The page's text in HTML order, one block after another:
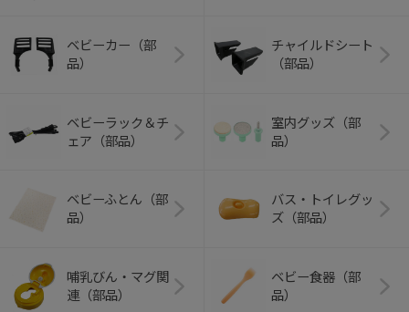
ベビーカー（部
品）
チャイルドシート
（部品）
ベビーラック＆チ
ェア（部品）
室内グッズ（部
品）
ベビーふとん（部
品）
バス・トイレグッ
ズ（部品）
哺乳びん・マグ関
連（部品）
ベビー食器（部
品）